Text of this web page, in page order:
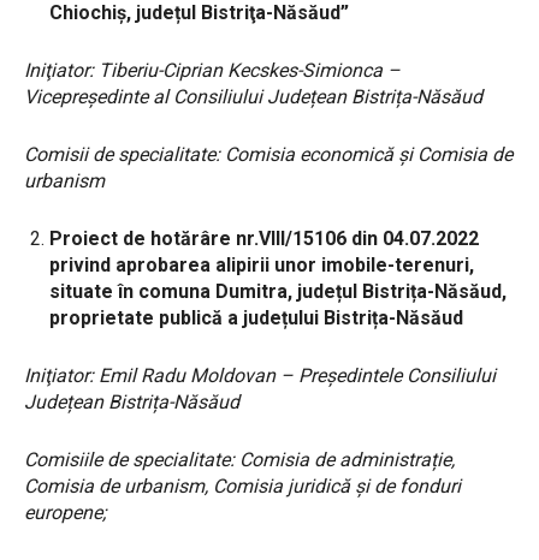
Chiochiș, județul Bistriţa-Năsăud”
Iniţiator: Tiberiu-Ciprian Kecskes-Simionca –
Vicepreședinte al Consiliului Județean Bistrița-Năsăud
Comisii de specialitate: Comisia economică și Comisia de
urbanism
Proiect de hotărâre nr.VIII/15106 din 04.07.2022
privind aprobarea alipirii unor imobile-terenuri,
situate în comuna Dumitra, județul Bistrița-Năsăud,
proprietate publică a județului Bistrița-Năsăud
Iniţiator: Emil Radu Moldovan – Preşedintele Consiliului
Județean Bistrița-Năsăud
Comisiile de specialitate: Comisia de administrație,
Comisia de urbanism, Comisia juridică și de fonduri
europene;